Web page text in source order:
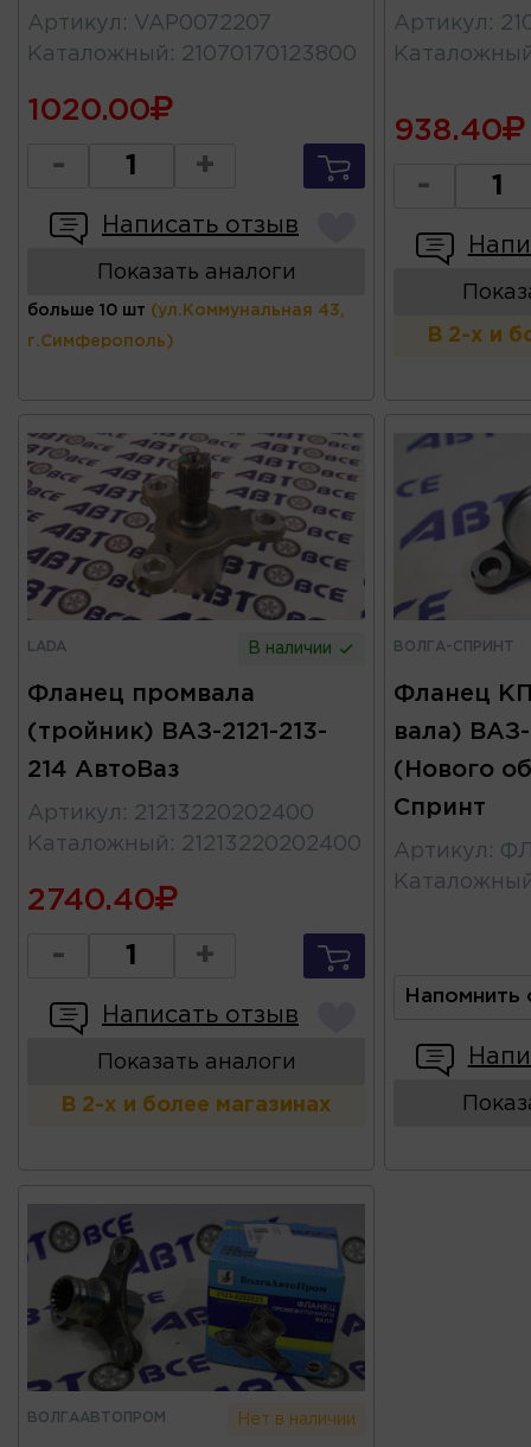
Артикул : VAP0072207
Каталожный : 21070170123800
1020.00
- +
Написать отзыв
Показать аналоги
больше 10 шт (ул.Коммунальная 43,
г.Симферополь)
Артикул :
938.40
-
В 2-х и
LADA В наличии
Фланец промвала
(тройник) ВАЗ-2121-213-
214 АвтоВаз
Артикул : 21213220202400
Каталожный : 21213220202400
2740.40
- +
Написать отзыв
Показать аналоги
В 2-х и более магазинах
ВОЛГА-СПРИНТ
Фланец
вала) ВАЗ-
(Нового
Спринт
Артикул :
Напомнить
ВОЛГААВТОПРОМ Нет в наличии